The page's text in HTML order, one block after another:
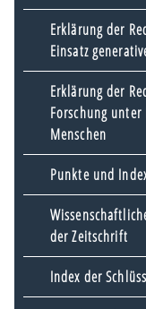
Erklärung der
Einsatz
Erklärung der
Forschung
Menschen
Punkte und
der Zeitschrift
Index der